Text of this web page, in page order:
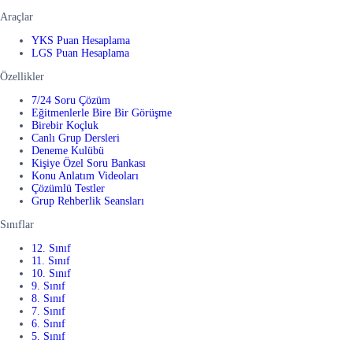
Araçlar
YKS Puan Hesaplama
LGS Puan Hesaplama
Özellikler
7/24 Soru Çözüm
Eğitmenlerle Bire Bir Görüşme
Birebir Koçluk
Canlı Grup Dersleri
Deneme Kulübü
Kişiye Özel Soru Bankası
Konu Anlatım Videoları
Çözümlü Testler
Grup Rehberlik Seansları
Sınıflar
12. Sınıf
11. Sınıf
10. Sınıf
9. Sınıf
8. Sınıf
7. Sınıf
6. Sınıf
5. Sınıf